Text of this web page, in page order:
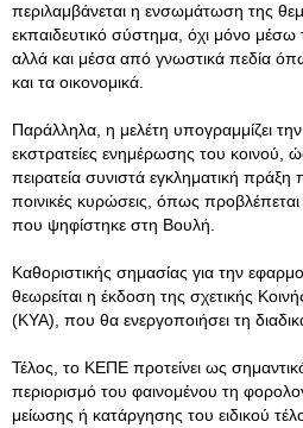
περιλαμβάνεται η ενσωμάτωση της
εκπαιδευτικό σύστημα, όχι μόνο μέσω
αλλά και μέσα από γνωστικά πεδία
και τα οικονομικά.
Παράλληλα, η μελέτη υπογραμμίζει
εκστρατείες ενημέρωσης του κοινού,
πειρατεία συνιστά εγκληματική
ποινικές κυρώσεις, όπως
που ψηφίστηκε στη Βουλή.
Καθοριστικής σημασίας για την
θεωρείται η έκδοση της σχετικής
(ΚΥΑ), που θα ενεργοποιήσει τη
Τέλος, το ΚΕΠΕ προτείνει ως
περιορισμό του φαινομένου τη
μείωσης ή κατάργησης του ειδικού